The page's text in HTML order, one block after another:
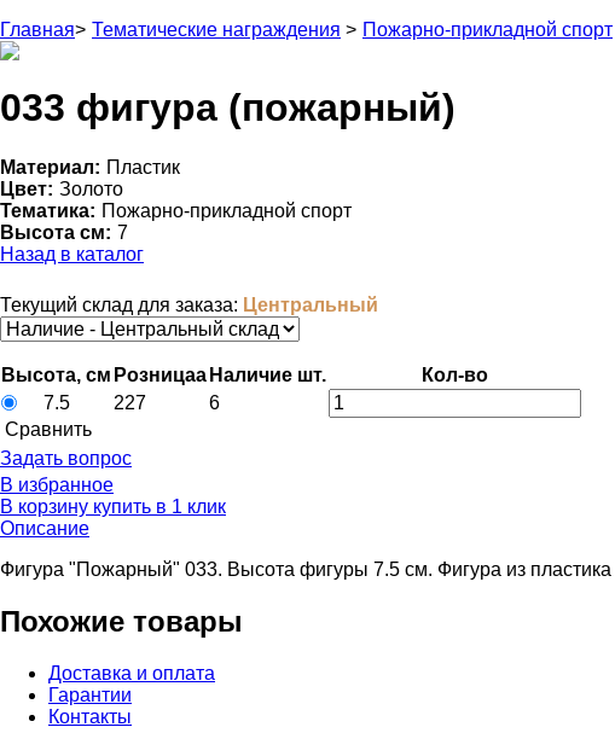
Главная> Тематические награждения > Пожарно-прикладной спорт
033 фигура (пожарный)
Материал: Пластик
Цвет: Золото
Тематика: Пожарно-прикладной спорт
Высота см: 7
Назад в каталог
Текущий склад для заказа: Центральный
Высота, см Розницаa Наличие шт.
Кол-во
7.5
227
6
Cравнить
Задать вопрос
В избранное
В корзину купить в 1 клик
Описание
Фигура "Пожарный" 033. Высота фигуры 7.5 см. Фигура из пластика
Похожие товары
Доставка и оплата
Гарантии
Контакты